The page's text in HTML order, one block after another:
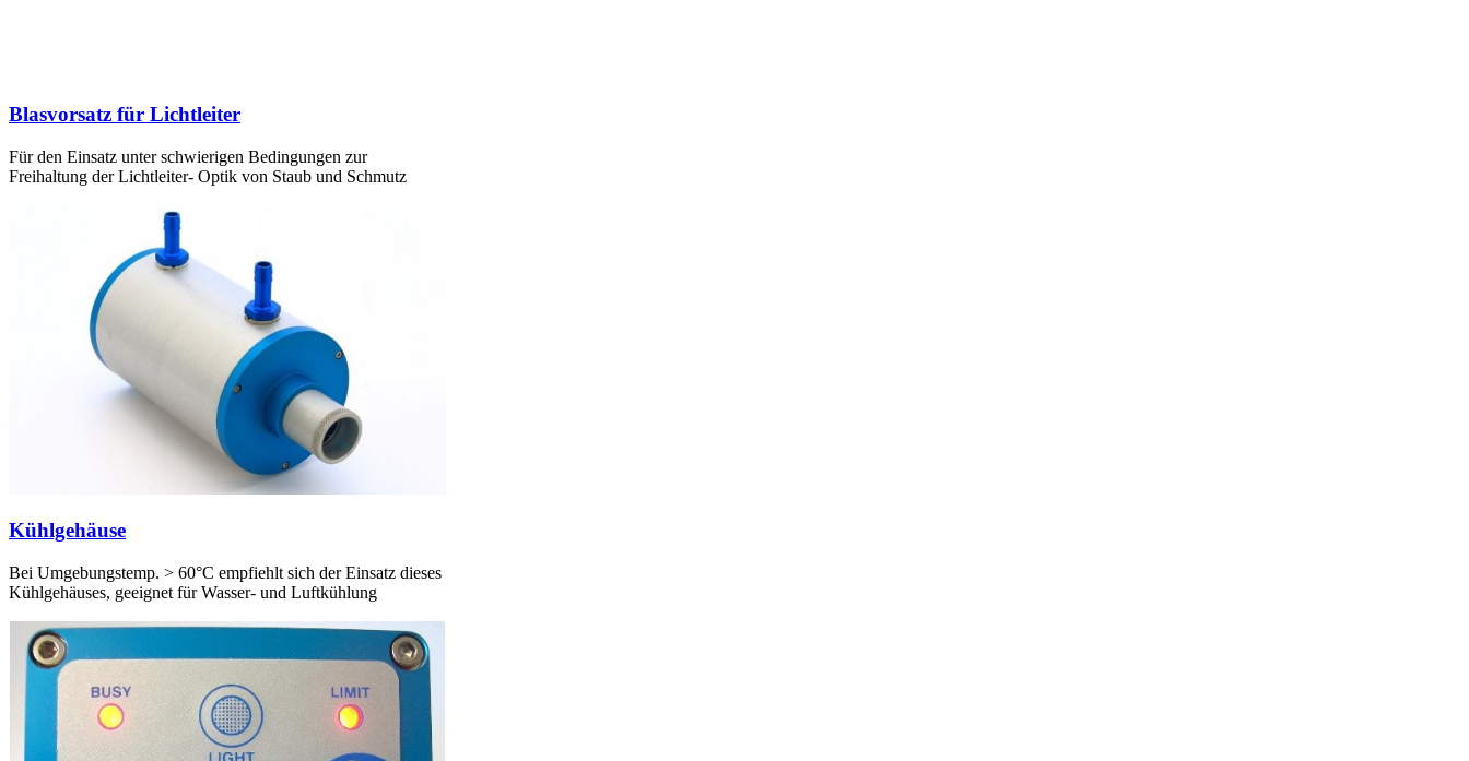
Blasvorsatz für Lichtleiter
Für den Einsatz unter schwierigen Bedingungen zur
Freihaltung der Lichtleiter- Optik von Staub und Schmutz
Kühlgehäuse
Bei Umgebungstemp. > 60°C empfiehlt sich der Einsatz dieses
Kühlgehäuses, geeignet für Wasser- und Luftkühlung